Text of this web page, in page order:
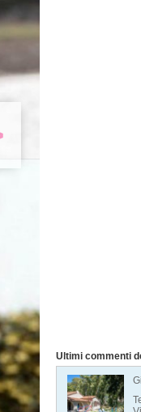
Ultimi commenti